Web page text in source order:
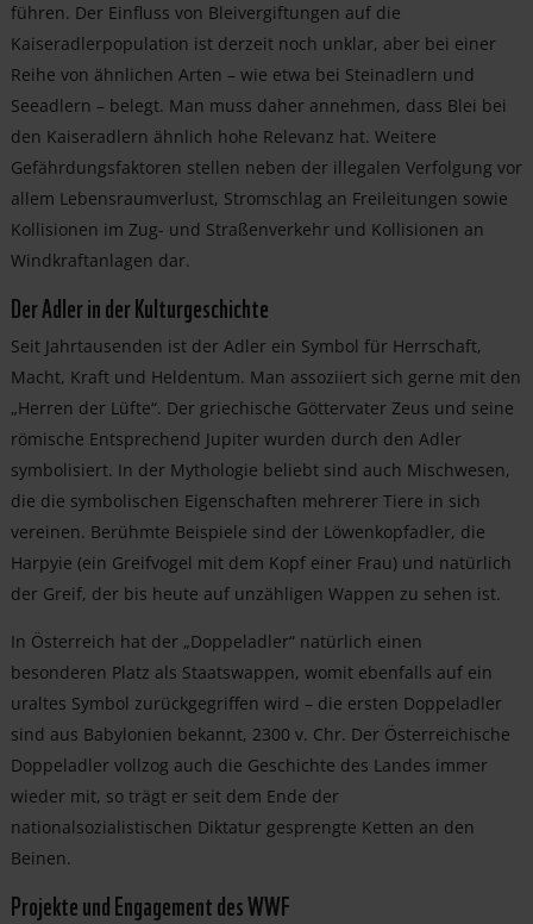
führen. Der Einfluss von Bleivergiftungen auf die
Kaiseradlerpopulation ist derzeit noch unklar, aber bei einer
Reihe von ähnlichen Arten – wie etwa bei Steinadlern und
Seeadlern – belegt. Man muss daher annehmen, dass Blei bei
den Kaiseradlern ähnlich hohe Relevanz hat. Weitere
Gefährdungsfaktoren stellen neben der illegalen Verfolgung vor
allem Lebensraumverlust, Stromschlag an Freileitungen sowie
Kollisionen im Zug- und Straßenverkehr und Kollisionen an
Windkraftanlagen dar.
Der Adler in der Kulturgeschichte
Seit Jahrtausenden ist der Adler ein Symbol für Herrschaft,
Macht, Kraft und Heldentum. Man assoziiert sich gerne mit den
„Herren der Lüfte“. Der griechische Göttervater Zeus und seine
römische Entsprechend Jupiter wurden durch den Adler
symbolisiert. In der Mythologie beliebt sind auch Mischwesen,
die die symbolischen Eigenschaften mehrerer Tiere in sich
vereinen. Berühmte Beispiele sind der Löwenkopfadler, die
Harpyie (ein Greifvogel mit dem Kopf einer Frau) und natürlich
der Greif, der bis heute auf unzähligen Wappen zu sehen ist.
In Österreich hat der „Doppeladler“ natürlich einen
besonderen Platz als Staatswappen, womit ebenfalls auf ein
uraltes Symbol zurückgegriffen wird – die ersten Doppeladler
sind aus Babylonien bekannt, 2300 v. Chr. Der Österreichische
Doppeladler vollzog auch die Geschichte des Landes immer
wieder mit, so trägt er seit dem Ende der
nationalsozialistischen Diktatur gesprengte Ketten an den
Beinen.
Projekte und Engagement des WWF